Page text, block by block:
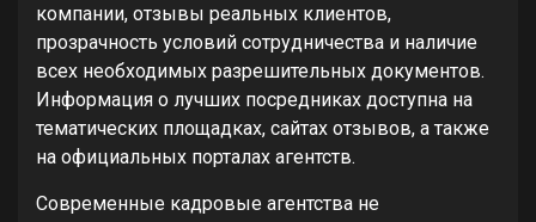
компании, отзывы реальных клиентов,
прозрачность условий сотрудничества и наличие
всех необходимых разрешительных документов.
Информация о лучших посредниках доступна на
тематических площадках, сайтах отзывов, а также
на официальных порталах агентств.
Современные кадровые агентства не